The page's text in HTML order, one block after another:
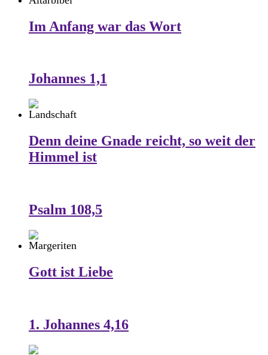
Im Anfang war das Wort
Johannes 1,1
Denn deine Gnade reicht, so weit der
Himmel ist
Psalm 108,5
Gott ist Liebe
1. Johannes 4,16